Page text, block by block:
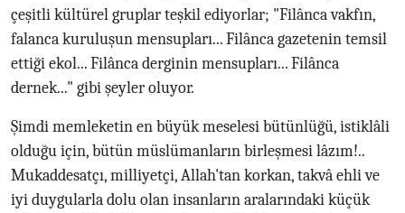
çeşitli kültürel gruplar teşkil ediyorlar; "Filânca vakfın,
falanca kuruluşun mensupları... Filânca gazetenin temsil
ettiği ekol... Filânca derginin mensupları... Filânca
dernek..." gibi şeyler oluyor.
Şimdi memleketin en büyük meselesi bütünlüğü, istiklâli
olduğu için, bütün müslümanların birleşmesi lâzım!..
Mukaddesatçı, milliyetçi, Allah'tan korkan, takvâ ehli ve
iyi duygularla dolu olan insanların aralarındaki küçük